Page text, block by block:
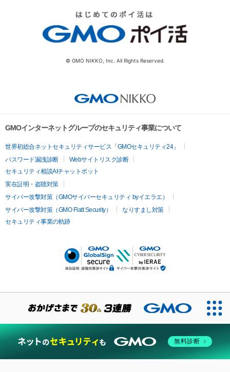
© GMO NIKKO, Inc. All Rights Reserved.
GMOインターネットグループのセキュリティ事業について
世界初総合ネットセキュリティサービス「GMOセキュリティ24」
パスワード漏洩診断
Webサイトリスク診断
セキュリティ相談AIチャットボット
実在証明・盗聴対策
サイバー攻撃対策（GMOサイバーセキュリティ byイエラエ）
サイバー攻撃対策（GMO Flatt Security）
なりすまし対策
セキュリティ事業の軌跡
無料診断